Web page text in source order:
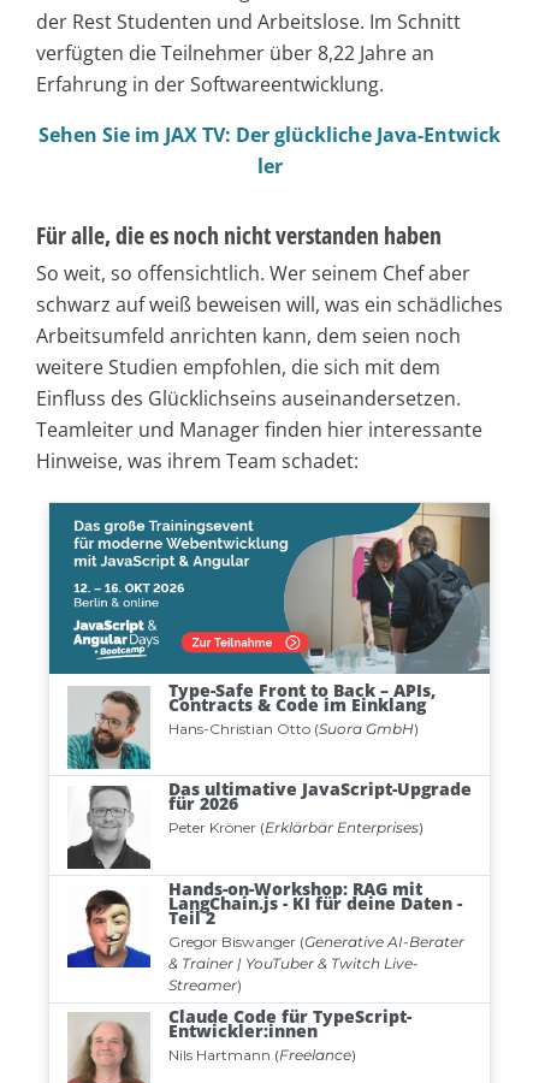
der Rest Studenten und Arbeitslose. Im Schnitt
verfügten die Teilnehmer über 8,22 Jahre an
Erfahrung in der Softwareentwicklung.
Sehen Sie im JAX TV: Der glückliche Java-Entwick
ler
Für alle, die es noch nicht verstanden haben
So weit, so offensichtlich. Wer seinem Chef aber
schwarz auf weiß beweisen will, was ein schädliches
Arbeitsumfeld anrichten kann, dem seien noch
weitere Studien empfohlen, die sich mit dem
Einfluss des Glücklichseins auseinandersetzen.
Teamleiter und Manager finden hier interessante
Hinweise, was ihrem Team schadet: